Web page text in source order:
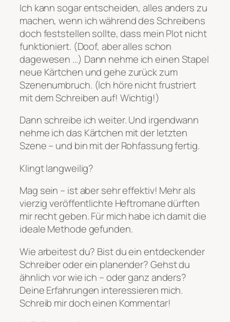
Ich kann sogar entscheiden, alles anders zu
machen, wenn ich während des Schreibens
doch feststellen sollte, dass mein Plot nicht
funktioniert. (Doof, aber alles schon
dagewesen …) Dann nehme ich einen Stapel
neue Kärtchen und gehe zurück zum
Szenenumbruch. (Ich höre nicht frustriert
mit dem Schreiben auf! Wichtig!)
Dann schreibe ich weiter. Und irgendwann
nehme ich das Kärtchen mit der letzten
Szene – und bin mit der Rohfassung fertig.
Klingt langweilig?
Mag sein – ist aber sehr effektiv! Mehr als
vierzig veröffentlichte Heftromane dürften
mir recht geben. Für mich habe ich damit die
ideale Methode gefunden.
Wie arbeitest du? Bist du ein entdeckender
Schreiber oder ein planender? Gehst du
ähnlich vor wie ich – oder ganz anders?
Deine Erfahrungen interessieren mich.
Schreib mir doch einen Kommentar!